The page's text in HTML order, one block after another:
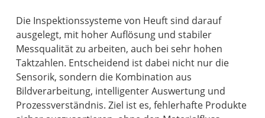
Die Inspektionssysteme von Heuft sind darauf
ausgelegt, mit hoher Auflösung und stabiler
Messqualität zu arbeiten, auch bei sehr hohen
Taktzahlen. Entscheidend ist dabei nicht nur die
Sensorik, sondern die Kombination aus
Bildverarbeitung, intelligenter Auswertung und
Prozessverständnis. Ziel ist es, fehlerhafte Produkte